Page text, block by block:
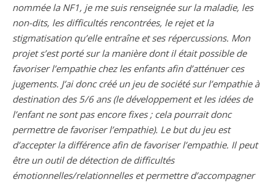
nommée la NF1, je me suis renseignée sur la maladie, les
non-dits, les difficultés rencontrées, le rejet et la
stigmatisation qu’elle entraîne et ses répercussions. Mon
projet s’est porté sur la manière dont il était possible de
favoriser l’empathie chez les enfants afin d’atténuer ces
jugements. J’ai donc créé un jeu de société sur l’empathie à
destination des 5/6 ans (le développement et les idées de
l’enfant ne sont pas encore fixes ; cela pourrait donc
permettre de favoriser l’empathie). Le but du jeu est
d’accepter la différence afin de favoriser l’empathie. Il peut
être un outil de détection de difficultés
émotionnelles/relationnelles et permettre d’accompagner